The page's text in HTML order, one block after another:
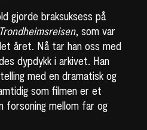
gjorde braksuksess på
Trondheimsreisen, som var
året. Nå tar han oss med
dypdykk i arkivet. Han
med en dramatisk og
som filmen er et
mellom far og